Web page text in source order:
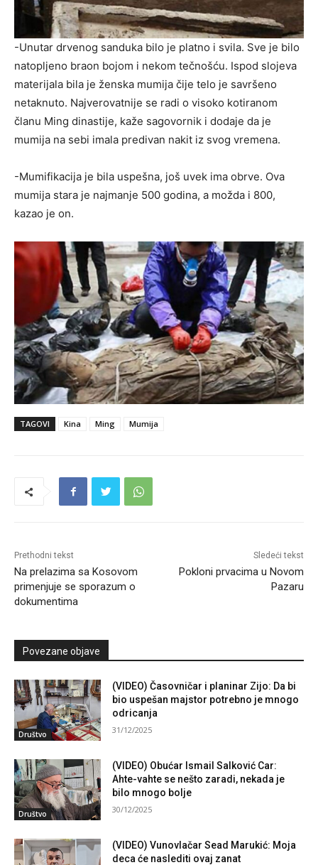
-Unutar drvenog sanduka bilo je platno i svila. Sve je bilo
natopljeno braon bojom i nekom tečnošću. Ispod slojeva
materijala bila je ženska mumija čije telo je savršeno
netaknuto. Najverovatnije se radi o visoko kotiranom
članu Ming dinastije, kaže sagovornik i dodaje da je
mumija na sebi imala predivan nakit iz svog vremena.
-Mumifikacija je bila uspešna, još uvek ima obrve. Ova
mumija stara je najmanje 500 godina, a možda i 800,
kazao je on.
TAGOVI Kina Ming Mumija
Prethodni tekst
Na prelazima sa Kosovom
primenjuje se sporazum o
dokumentima
Sledeći tekst
Pokloni prvacima u Novom
Pazaru
Povezane objave
Društvo
(VIDEO) Časovničar i planinar Zijo: Da bi
bio uspešan majstor potrebno je mnogo
odricanja
31/12/2025
Društvo
(VIDEO) Obućar Ismail Salković Car:
Ahte-vahte se nešto zaradi, nekada je
bilo mnogo bolje
30/12/2025
(VIDEO) Vunovlačar Sead Marukić: Moja
deca će naslediti ovaj zanat